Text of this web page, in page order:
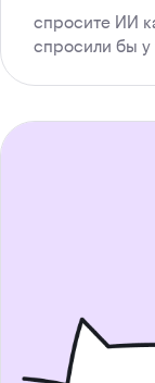
спросите ИИ
спросили бы у